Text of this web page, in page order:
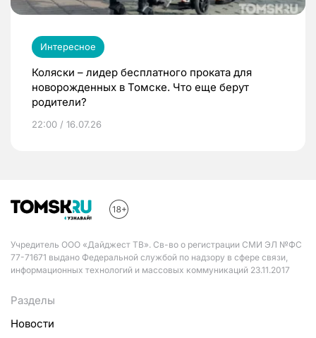
Интересное
Коляски – лидер бесплатного проката для
новорожденных в Томске. Что еще берут
родители?
22:00 / 16.07.26
Учредитель ООО «Дайджест ТВ». Св-во о регистрации СМИ ЭЛ №ФС
77-71671 выдано Федеральной службой по надзору в сфере связи,
информационных технологий и массовых коммуникаций 23.11.2017
Разделы
Новости